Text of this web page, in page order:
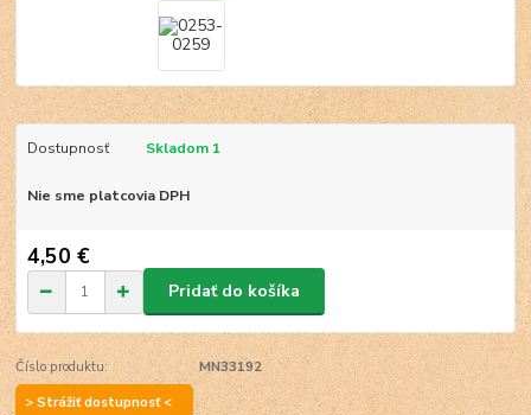
Dostupnosť Skladom 1
Nie sme platcovia DPH
4,50 €
Pridať do košíka
Číslo produktu:
MN33192
> Strážiť dostupnosť <